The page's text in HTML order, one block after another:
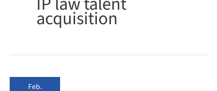
acquisition
Feb.